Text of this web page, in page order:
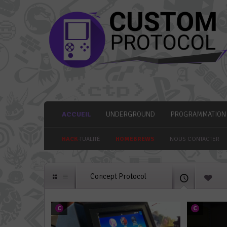
ACCUEIL UNDERGROUND PROGRAMMATION
HACK-TUALITÉ HOMEBREWS NOUS CONTACTER
Concept Protocol